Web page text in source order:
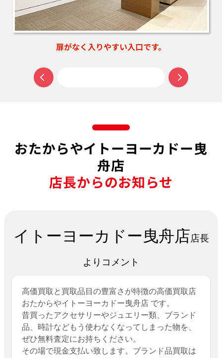
扉がなく入りやすい入口です。
おたからやイトーヨーカドー曳
舟店
店長からのお知らせ
イトーヨーカドー曳舟店店長
よりコメント
高価買取と買取品目の豊富さが特徴の高価買取店
おたからやイトーヨーカドー曳舟店 です。
昔買ったアクセサリーやジュエリー類、ブランド
品、時計などもう使わなくなってしまった物を、
ぜひ無料査定にお持ちください。
その場で現金支払い致します。ブランド品買取は